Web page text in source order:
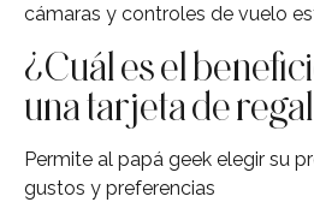
cámaras y controles de vuelo
¿Cuál es el
una tarjeta de
Permite al papá geek elegir su
gustos y preferencias